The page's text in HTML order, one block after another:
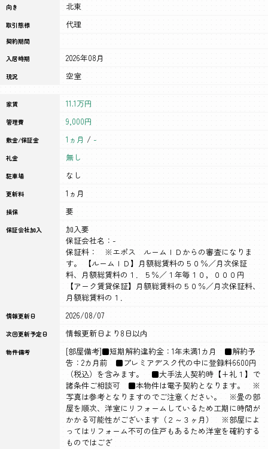
向き 北東
取引態様 代理
契約期間
入居時期
2026年08月
現況 空室
家賃 11.1万円
管理費 9,000円
敷金/保証金 1ヵ月 / -
礼金 無し
駐車場 なし
更新料 1ヵ月
損保 要
保証会社加入
加入要
保証会社名：-
保証料： ※エポス ルームＩＤからの審査になりま
す。 【ルームＩＤ】月額総賃料の５０％／月次保証
料、月額総賃料の１．５％／１年毎１０，０００円
【アーク賃貸保証】月額総賃料の５０％／月次保証料、
月額総賃料の１．
情報更新日 2026/08/07
次回更新予定日 情報更新日より8日以内
物件備考
[部屋備考]■短期解約違約金：1年未満1カ月 ■解約予
告：2カ月前 ■プレミアデスク代の中に登録料6600円
（税込）を含みます。 ■大手法人契約時【+礼１】で
諸条件ご相談可 ■本物件は電子契約となります。 ※
写真は参考となりますのでご注意ください。 ※畳の部
屋を順次、洋室にリフォームしているため工期に時間が
かかる可能性がございます（２～３ヶ月） ※部屋によ
ってはリフォーム不可の住戸もあるため洋室を確約する
ものではござ